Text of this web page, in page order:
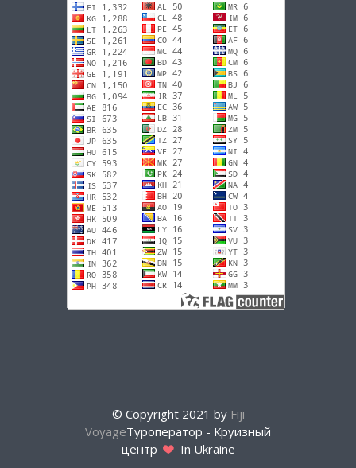
© Copyright 2021 by Fiji
VoyageТуроператор - Круизный
центр
In Ukraine